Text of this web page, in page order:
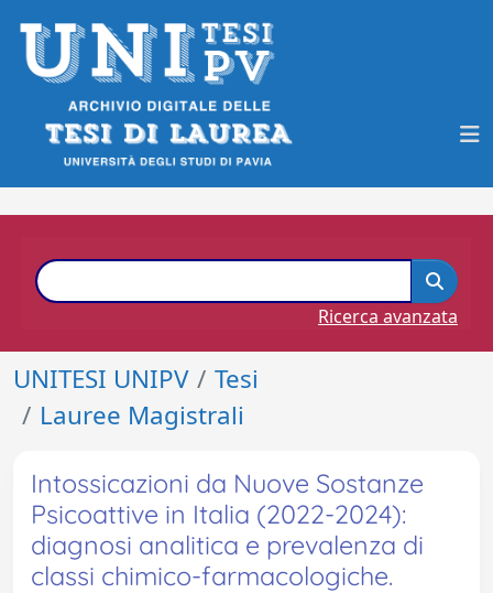
Ricerca avanzata
UNITESI UNIPV
Tesi
Lauree Magistrali
Intossicazioni da Nuove Sostanze
Psicoattive in Italia (2022-2024):
diagnosi analitica e prevalenza di
classi chimico-farmacologiche.